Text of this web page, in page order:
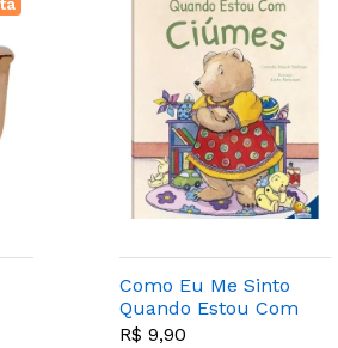
Como Eu Me Sinto
Quando Estou Com
CiÚmes - Todo Livro
R$ 9,90